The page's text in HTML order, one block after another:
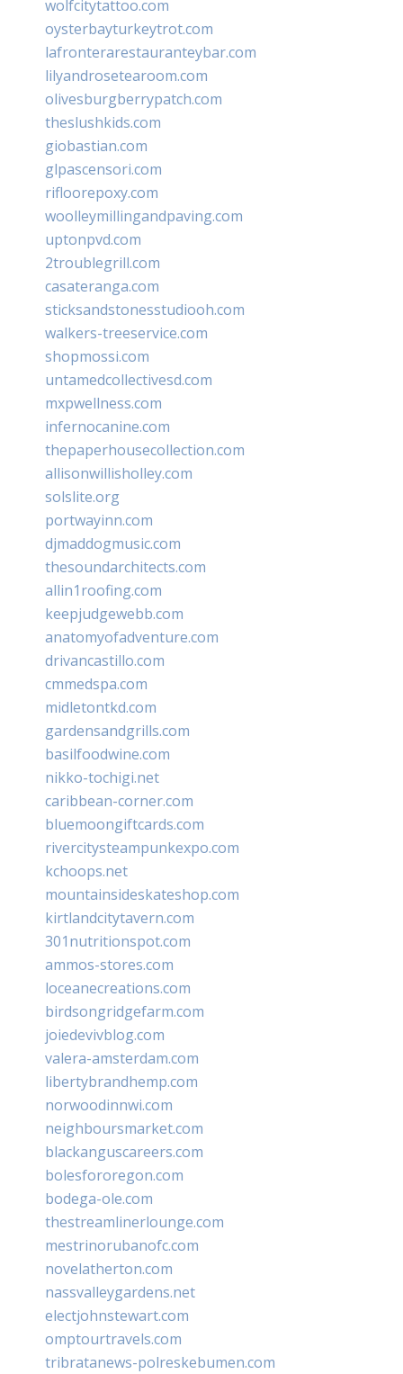
wolfcitytattoo.com
oysterbayturkeytrot.com
lafronterarestauranteybar.com
lilyandrosetearoom.com
olivesburgberrypatch.com
theslushkids.com
giobastian.com
glpascensori.com
rifloorepoxy.com
woolleymillingandpaving.com
uptonpvd.com
2troublegrill.com
casateranga.com
sticksandstonesstudiooh.com
walkers-treeservice.com
shopmossi.com
untamedcollectivesd.com
mxpwellness.com
infernocanine.com
thepaperhousecollection.com
allisonwillisholley.com
solslite.org
portwayinn.com
djmaddogmusic.com
thesoundarchitects.com
allin1roofing.com
keepjudgewebb.com
anatomyofadventure.com
drivancastillo.com
cmmedspa.com
midletontkd.com
gardensandgrills.com
basilfoodwine.com
nikko-tochigi.net
caribbean-corner.com
bluemoongiftcards.com
rivercitysteampunkexpo.com
kchoops.net
mountainsideskateshop.com
kirtlandcitytavern.com
301nutritionspot.com
ammos-stores.com
loceanecreations.com
birdsongridgefarm.com
joiedevivblog.com
valera-amsterdam.com
libertybrandhemp.com
norwoodinnwi.com
neighboursmarket.com
blackanguscareers.com
bolesfororegon.com
bodega-ole.com
thestreamlinerlounge.com
mestrinorubanofc.com
novelatherton.com
nassvalleygardens.net
electjohnstewart.com
omptourtravels.com
tribratanews-polreskebumen.com